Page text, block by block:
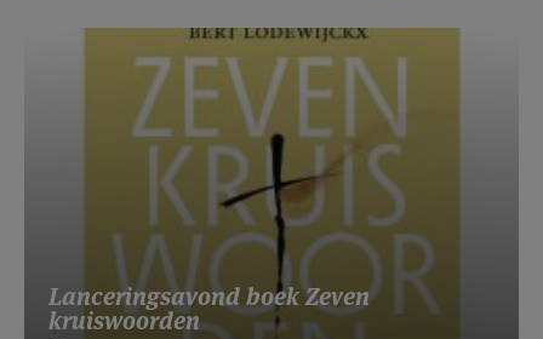
Lanceringsavond boek Zeven
kruiswoorden